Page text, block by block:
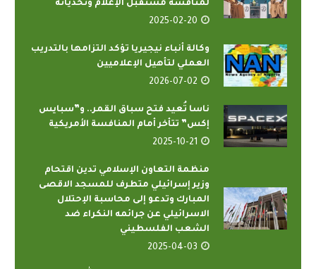
لمناقشة مستقبل الإعلام وتحدياته
2025-02-20
وكالة أنباء نيجيريا تؤكد التزامها بالتدريب
العملي لتأهيل الإعلاميين
2026-07-02
ناسا تُعيد فتح سباق القمر.. و”سبايس
إكس” تتأخر أمام المنافسة الأمريكية
2025-10-21
منظمة التعاون الإسلامي تدين اقتحام
وزير إسرائيلي متطرف للمسجد الاقصى
المبارك وتدعو إلى محاسبة الإحتلال
الاسرائيلي عن جرائمه النكراء ضد
الشعب الفلسطيني
2025-04-03